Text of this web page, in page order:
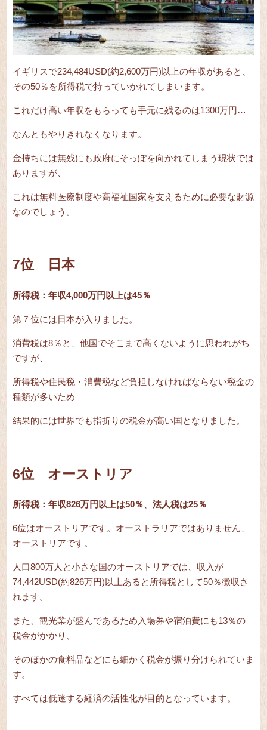
イギリスで234,484USD(約2,600万円)以上の年収があると、
その50％を所得税で持っていかれてしまいます。
これだけ高い年収をもらっても手元に残るのは1300万円…
なんともやりきれなくなります。
金持ちには無残にも政府にそっぽを向かれてしまう現状では
ありますが、
これは無料医療制度や高福祉国家を支えるために必要な財源
なのでしょう。
7位 日本
所得税：年収4,000万円以上は45％
第７位には日本が入りました。
消費税は8％と、他国でそこまで高くないように思われがち
ですが、
所得税や住民税・消費税など負担しなければならない税金の
種類が多いため
結果的には世界でも指折りの税金が高い国となりました。
6位 オーストリア
所得税：年収826万円以上は50％ 、法人税は25％
6位はオーストリアです。オーストラリアではありません、
オーストリアです。
人口800万人と小さな国のオーストリアでは、収入が
74,442USD(約826万円)以上あると所得税として50％徴収さ
れます。
また、観光業が盛んであるため入場券や宿泊費にも13％の
税金がかかり、
そのほかの食料品などにも細かく税金が振り分けられていま
す。
すべては低迷する経済の活性化が目的となっています。